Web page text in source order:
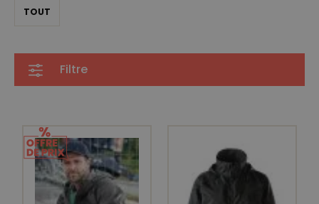
TOUT
Filtre